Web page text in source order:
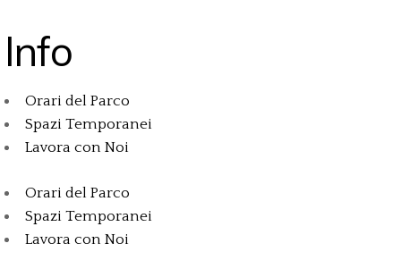
Info
Orari del Parco
Spazi Temporanei
Lavora con Noi
Orari del Parco
Spazi Temporanei
Lavora con Noi